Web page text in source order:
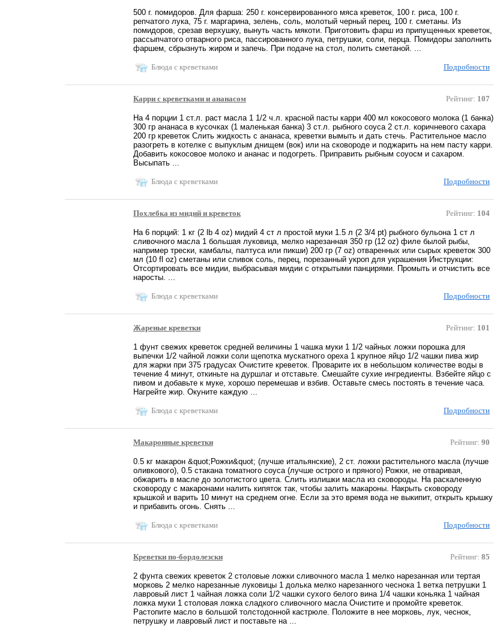
500 г. помидоров. Для фарша: 250 г. консервированного мяса креветок, 100 г. риса, 100 г.
репчатого лука, 75 г. маргарина, зелень, соль, молотый черный перец, 100 г. сметаны. Из
помидоров, срезав верхушку, вынуть часть мякоти. Приготовить фарш из припущенных креветок,
рассыпчатого отварного риса, пассированного лука, петрушки, соли, перца. Помидоры заполнить
фаршем, сбрызнуть жиром и запечь. При подаче на стол, полить сметаной. ...
Блюда с креветками Подробности
Карри с креветками и ананасом Рейтинг: 107
На 4 порции 1 ст.л. раст масла 1 1/2 ч.л. красной пасты карри 400 мл кокосового молока (1 банка)
300 гр ананаса в кусочках (1 маленькая банка) 3 ст.л. рыбного соуса 2 ст.л. коричневого сахара
200 гр креветок Слить жидкость с ананаса, креветки вымыть и дать стечь. Растительное масло
разогреть в котелке с выпуклым днищем (вок) или на сковороде и поджарить на нем пасту карри.
Добавить кокосовое молоко и ананас и подогреть. Приправить рыбным соуосм и сахаром.
Высыпать ...
Блюда с креветками Подробности
Похлебка из мидий и креветок Рейтинг: 104
На 6 порций: 1 кг (2 lb 4 oz) мидий 4 ст л простой муки 1.5 л (2 3/4 pt) рыбного бульона 1 ст л
сливочного масла 1 большая луковица, мелко нарезанная 350 гр (12 oz) филе былой рыбы,
например трески, камбалы, палтуса или пикши) 200 гр (7 oz) отваренных или сырых креветок 300
мл (10 fl oz) сметаны или сливок соль, перец, порезанный укроп для украшения Инструкции:
Отсортировать все мидии, выбрасывая мидии с открытыми панцирями. Промыть и отчистить все
наросты. ...
Блюда с креветками Подробности
Жареные креветки Рейтинг: 101
1 фунт свежих креветок средней величины 1 чашка муки 1 1/2 чайных ложки порошка для
выпечки 1/2 чайной ложки соли щепотка мускатного ореха 1 крупное яйцо 1/2 чашки пива жир
для жарки при 375 градусах Очистите креветок. Проварите их в небольшом количестве воды в
течение 4 минут, откиньте на дуршлаг и отставьте. Смешайте сухие ингредиенты. Взбейте яйцо с
пивом и добавьте к муке, хорошо перемешав и взбив. Оставьте смесь постоять в течение часа.
Нагрейте жир. Окуните каждую ...
Блюда с креветками Подробности
Макаронные креветки Рейтинг: 90
0.5 кг макарон &quot;Рожки&quot; (лучше итальянские), 2 ст. ложки растительного масла (лучше
оливкового), 0.5 стакана томатного соуса (лучше острого и пряного) Рожки, не отваривая,
обжарить в масле до золотистого цвета. Слить излишки масла из сковороды. На раскаленную
сковороду с макаронами налить кипяток так, чтобы залить макароны. Накрыть сковороду
крышкой и варить 10 минут на среднем огне. Если за это время вода не выкипит, открыть крышку
и прибавить огонь. Снять ...
Блюда с креветками Подробности
Креветки по-бордолезски Рейтинг: 85
2 фунта свежих креветок 2 столовые ложки сливочного масла 1 мелко нарезанная или тертая
морковь 2 мелко нарезанные луковицы 1 долька мелко нарезанного чеснока 1 ветка петрушки 1
лавровый лист 1 чайная ложка соли 1/2 чашки сухого белого вина 1/4 чашки коньяка 1 чайная
ложка муки 1 столовая ложка сладкого сливочного масла Очистите и промойте креветок.
Растопите масло в большой толстодонной кастрюле. Положите в нее морковь, лук, чеснок,
петрушку и лавровый лист и поставьте на ...